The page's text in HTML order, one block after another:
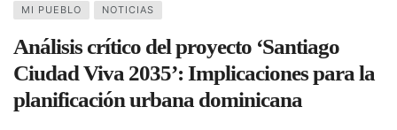
MI PUEBLO NOTICIAS
Análisis crítico del proyecto ‘Santiago
Ciudad Viva 2035’: Implicaciones para la
planificación urbana dominicana